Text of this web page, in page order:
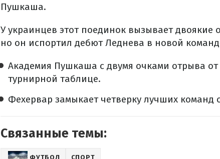
Пушкаша.
У украинцев этот поединок вызывает
но он испортил дебют Леднева в новой
Академия Пушкаша с двумя очками отрыва
турнирной таблице.
Фехервар замыкает четверку лучших команд
Связанные темы:
ФУТБОЛ СПОРТ